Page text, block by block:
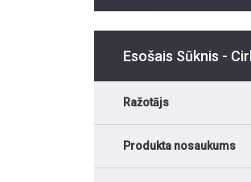
Esošais Sūknis -
Ražotājs
Produkta nosaukums